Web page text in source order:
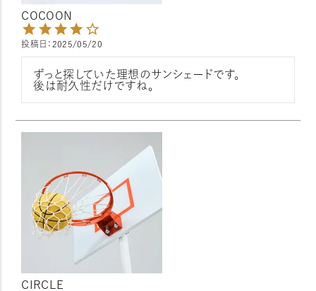
COCOON
投稿日 2025/05/20
ずっと探していた理想のサンシェードです。
後は耐久性だけですね。
CIRCLE